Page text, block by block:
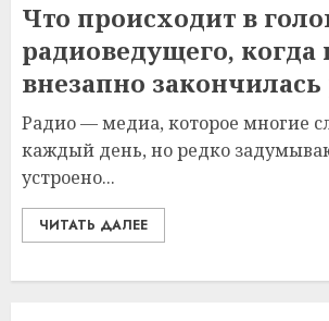
Что происходит в
радиоведущего, когда
внезапно
Радио — медиа, которое многие
каждый день, но редко
устроено...
ЧИТАТЬ ДАЛЕЕ